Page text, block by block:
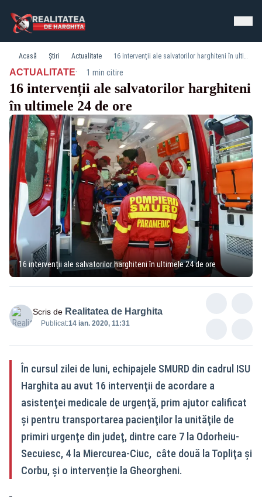
Acasă Știri Actualitate 16 intervenții ale salvatorilor harghiteni în ultimele 24 de ore
ACTUALITATE· 1 min citire
16 intervenții ale salvatorilor harghiteni
în ultimele 24 de ore
16 intervenții ale salvatorilor harghiteni în ultimele 24 de ore
Scris de Realitatea de Harghita
Publicat:14 ian. 2020, 11:31
În cursul zilei de luni, echipajele SMURD din cadrul ISU
Harghita au avut 16 intervenţii de acordare a
asistenţei medicale de urgenţă, prim ajutor calificat
şi pentru transportarea pacienţilor la unităţile de
primiri urgenţe din judeţ, dintre care 7 la Odorheiu-
Secuiesc, 4 la Miercurea-Ciuc, câte două la Topliţa şi
Corbu, și o intervenție la Gheorgheni.